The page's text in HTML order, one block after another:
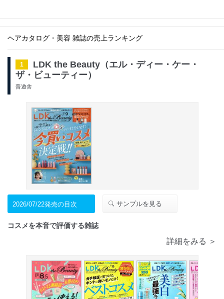
ヘアカタログ・美容 雑誌の売上ランキング
1
LDK the Beauty（エル・ディー・ケー・
ザ・ビューティー）
晋遊舎
2026/07/22発売の目次 サンプルを見る
コスメを本音で評価する雑誌
詳細をみる ＞